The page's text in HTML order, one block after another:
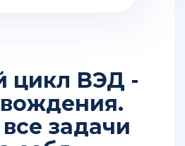
цикл ВЭД -
задачи